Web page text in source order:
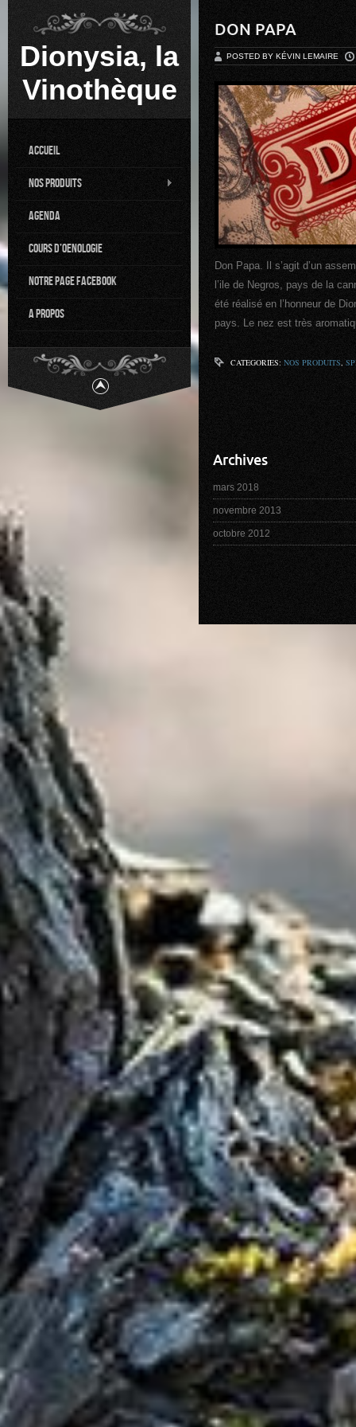
Dionysia, la
Vinothèque
Accueil
Nos Produits
Agenda
Cours d’oenologie
Notre page Facebook
A propos
DON PAPA
POSTED BY KÉVIN LEMAIRE
Don Papa. Il s’agit d’un
l’ile de Negros, pays de la
été réalisé en l’honneur de
pays. Le nez est très
CATEGORIES: NOS PRODUITS,
Archives
mars 2018
novembre 2013
octobre 2012